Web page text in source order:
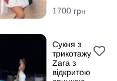
1700 грн
Сукня з
трикотажу
Zara з
відкритою